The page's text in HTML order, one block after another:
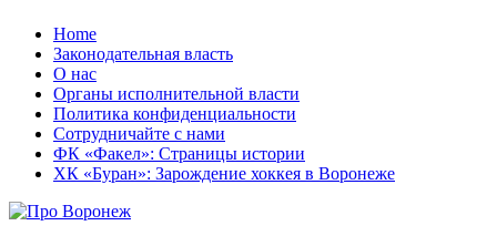
Перейти
содержанию
Home
Законодательная власть
О нас
Органы исполнительной власти
Политика конфиденциальности
Сотрудничайте с нами
ФК «Факел»: Страницы истории
ХК «Буран»: Зарождение хоккея в Воронеже